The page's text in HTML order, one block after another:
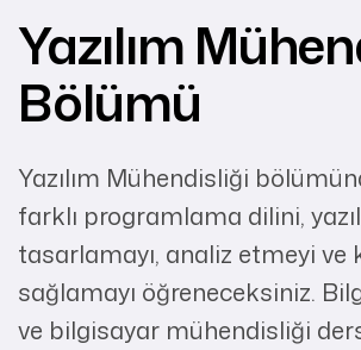
Yazılım
Bölümü
Yazılım Mühendisliği
farklı programlama dilini,
tasarlamayı, analiz etmeyi ve
sağlamayı öğreneceksiniz.
ve bilgisayar mühendisliği